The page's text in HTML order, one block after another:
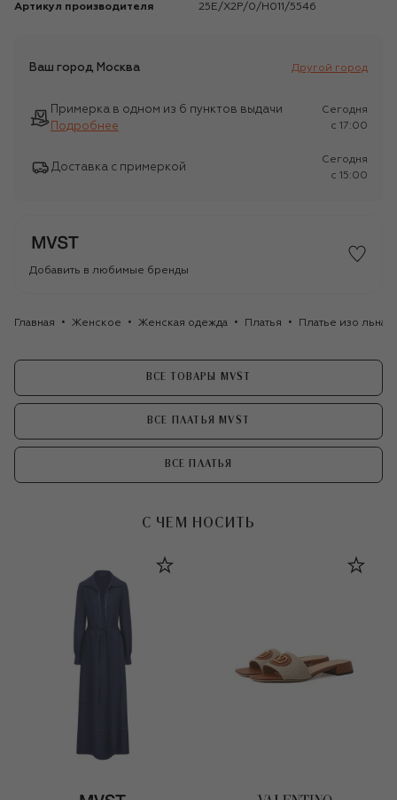
Артикул производителя 25E/X2P/0/H011/5546
Ваш город Москва Другой город
Примерка в одном из 6 пунктов выдачи
Подробнее
Сегодня
c 17:00
Доставка с примеркой
Сегодня
c 15:00
Добавить в любимые бренды
Главная Женское Женская одежда Платья Платье изо льна
ВСЕ ТОВАРЫ MVST
ВСЕ ПЛАТЬЯ MVST
ВСЕ ПЛАТЬЯ
С ЧЕМ НОСИТЬ